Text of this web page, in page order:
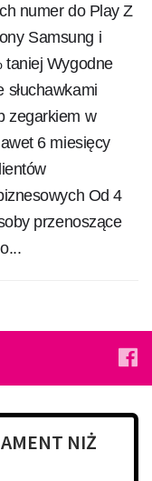
numer do Play Z
Samsung i
taniej Wygodne
słuchawkami
zegarkiem w
6 miesięcy
Od 4
przenoszące
NIŻ